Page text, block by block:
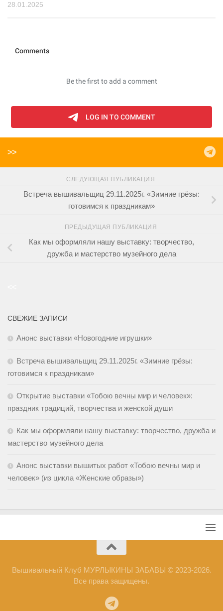
28.01.2025
>>
СЛЕДУЮЩАЯ ПУБЛИКАЦИЯ
Встреча вышивальщиц 29.11.2025г. «Зимние грёзы:
готовимся к праздникам»
ПРЕДЫДУЩАЯ ПУБЛИКАЦИЯ
Как мы оформляли нашу выставку: творчество,
дружба и мастерство музейного дела
СВЕЖИЕ ЗАПИСИ
Анонс выставки «Новогодние игрушки»
Встреча вышивальщиц 29.11.2025г. «Зимние грёзы:
готовимся к праздникам»
Открытие выставки «Тобою вечны мир и человек»:
праздник традиций, творчества и женской души
Как мы оформляли нашу выставку: творчество, дружба и
мастерство музейного дела
Анонс выставки вышитых работ «Тобою вечны мир и
человек» (из цикла «Женские образы»)
Вышивальный Клуб МУРЛЫКИНЫ ЗАБАВЫ © 2023-2026.
Все права защищены.